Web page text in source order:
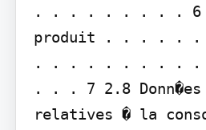
. . . . . . . . . 6
produit . . . . .
. . . . . . . . .
. . . 7 2.8
relatives � la